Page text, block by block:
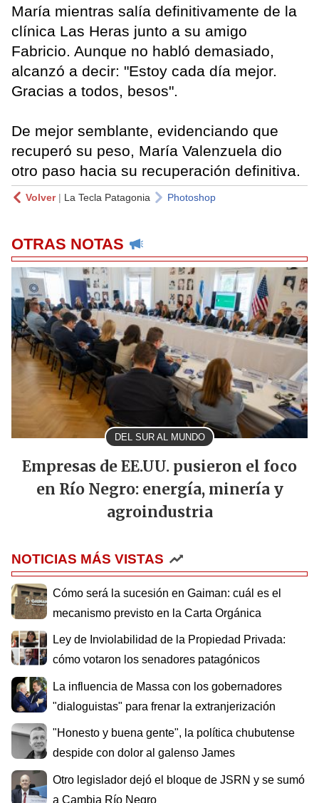
María mientras salía definitivamente de la
clínica Las Heras junto a su amigo
Fabricio. Aunque no habló demasiado,
alcanzó a decir: "Estoy cada día mejor.
Gracias a todos, besos".
De mejor semblante, evidenciando que
recuperó su peso, María Valenzuela dio
otro paso hacia su recuperación definitiva.
Volver| La Tecla Patagonia Photoshop
OTRAS NOTAS
DEL SUR AL MUNDO
Empresas de EE.UU. pusieron el foco
en Río Negro: energía, minería y
agroindustria
NOTICIAS MÁS VISTAS
Cómo será la sucesión en Gaiman: cuál es el
mecanismo previsto en la Carta Orgánica
Ley de Inviolabilidad de la Propiedad Privada:
cómo votaron los senadores patagónicos
La influencia de Massa con los gobernadores
"dialoguistas" para frenar la extranjerización
"Honesto y buena gente", la política chubutense
despide con dolor al galenso James
Otro legislador dejó el bloque de JSRN y se sumó
a Cambia Río Negro